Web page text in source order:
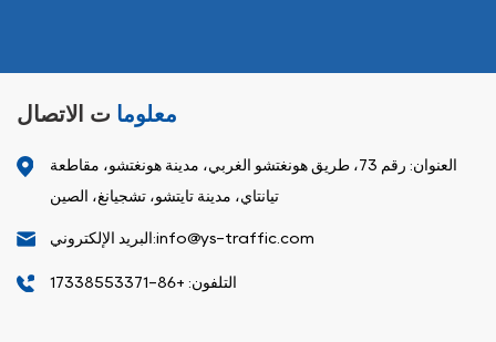
معلوما ت الاتصال
العنوان: رقم 73، طريق هونغتشو الغربي، مدينة هونغتشو، مقاطعة
تيانتاي، مدينة تايتشو، تشجيانغ، الصين
البريد الإلكتروني:info@ys-traffic.com
التلفون: +86-17338553371